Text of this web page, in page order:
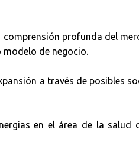
comprensión profunda del
de negocio.
a través de posibles
en el área de la salud